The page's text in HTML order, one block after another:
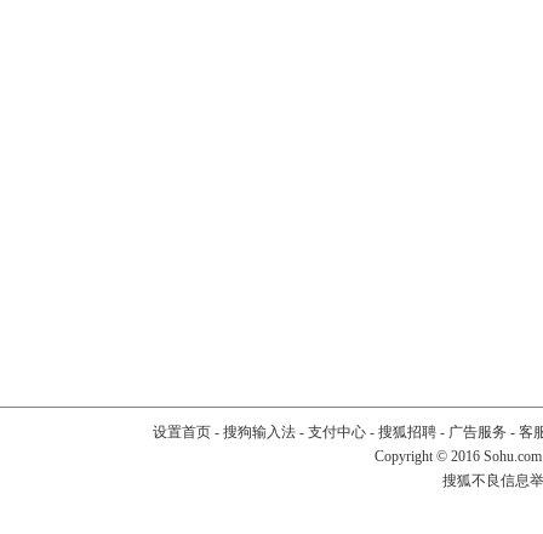
设置首页- 搜狗输入法- 支付中心- 搜狐招聘- 广告服务 - 客
Copyright © 2016
搜狐不良信息